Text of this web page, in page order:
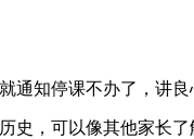
知停课不办了，讲良
史，可以像其他家长